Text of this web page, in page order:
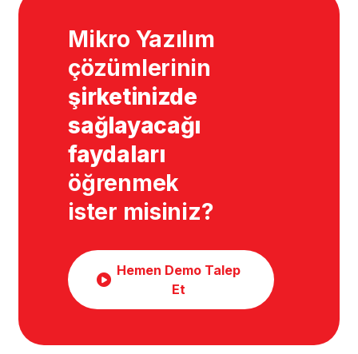
Mikro Yazılım
çözümlerinin
şirketinizde
sağlayacağı
faydaları
öğrenmek
ister misiniz?
Hemen Demo Talep
Et